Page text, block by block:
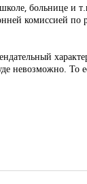
больнице и
комиссией по
невозможно.